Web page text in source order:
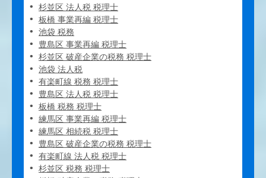
杉並区 法人税 税理士
板橋 事業再編 税理士
池袋 税務
豊島区 事業再編 税理士
杉並区 破産企業の税務 税理士
池袋 法人税
有楽町線 税務 税理士
豊島区 法人税 税理士
板橋 税務 税理士
練馬区 事業再編 税理士
練馬区 相続税 税理士
豊島区 破産企業の税務 税理士
有楽町線 法人税 税理士
杉並区 税務 税理士